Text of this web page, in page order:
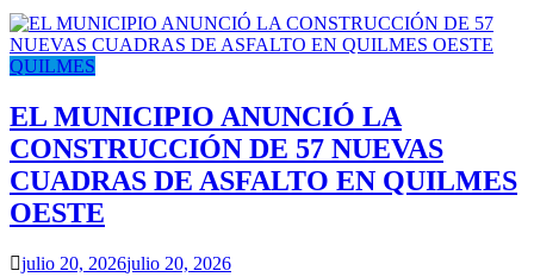
QUILMES
EL MUNICIPIO ANUNCIÓ LA
CONSTRUCCIÓN DE 57 NUEVAS
CUADRAS DE ASFALTO EN QUILMES
OESTE
julio 20, 2026julio 20, 2026